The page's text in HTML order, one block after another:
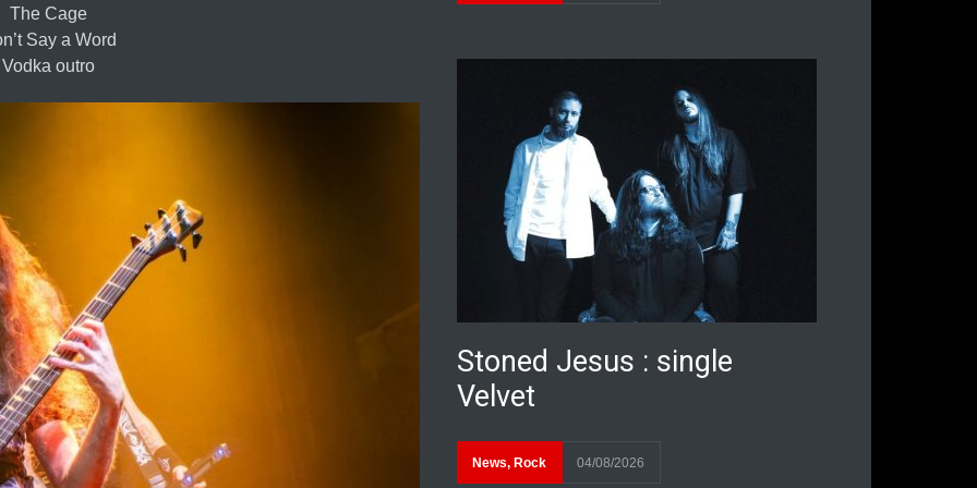
The Cage
Say a Word
Vodka outro
Stoned Jesus : single
Velvet
News, Rock 04/08/2026